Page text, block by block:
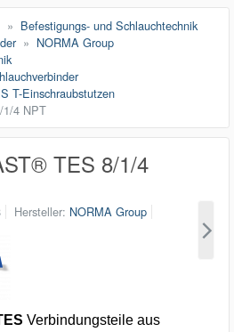
Befestigungs- und Schlauchtechnik
NORMA Group
T-Einschraubstutzen
4 NPT
TES 8/1/4
Hersteller NORMA Group
Verbindungsteile aus